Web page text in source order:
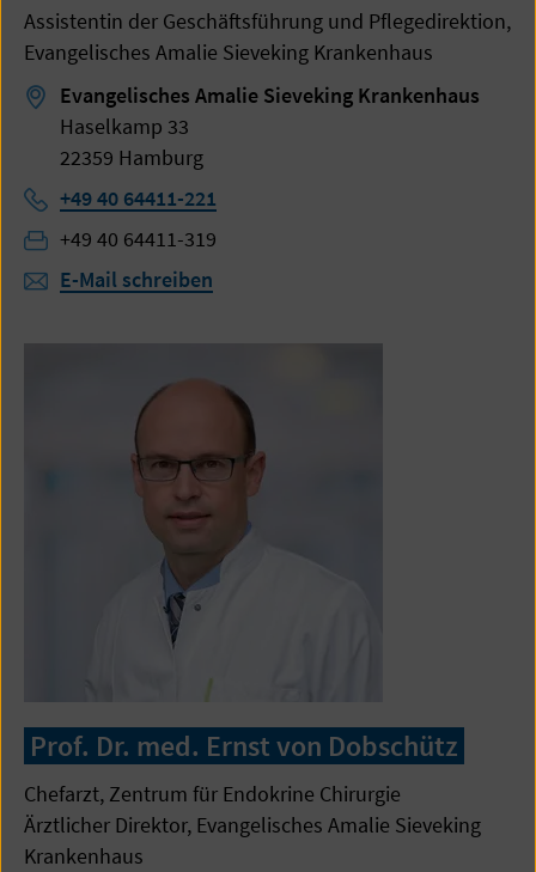
Assistentin der Geschäftsführung und Pflegedirektion,
Evangelisches Amalie Sieveking Krankenhaus
Evangelisches Amalie Sieveking Krankenhaus
Haselkamp 33
22359 Hamburg
Telefon:
+49 40 64411-221
Fax:
+49 40 64411-319
E-Mail schreiben
Prof. Dr. med. Ernst von Dobschütz
Chefarzt, Zentrum für Endokrine Chirurgie
Ärztlicher Direktor, Evangelisches Amalie Sieveking
Krankenhaus